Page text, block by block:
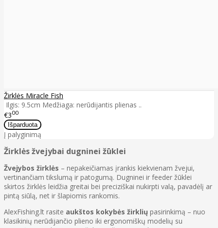
Žirklės Miracle Fish
Ilgis: 9.5cm Medžiaga: nerūdijantis plienas ..
€300
Į palyginimą
Žirklės žvejybai dugninei žūklei
Žvejybos žirklės – nepakeičiamas įrankis kiekvienam žvejui,
vertinančiam tikslumą ir patogumą. Dugninei ir feeder žūklei
skirtos žirklės leidžia greitai bei preciziškai nukirpti valą, pavadėlį ar
pintą siūlą, net ir šlapiomis rankomis.
AlexFishing.lt rasite aukštos kokybės žirklių pasirinkimą – nuo
klasikinių nerūdijančio plieno iki ergonomiškų modelių su